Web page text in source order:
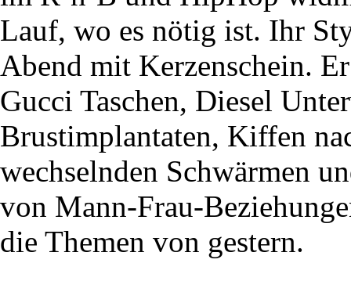
Lauf, wo es nötig ist. Ihr
Abend mit Kerzenschein.
Gucci Taschen, Diesel
Brustimplantaten, Kiffen
wechselnden Schwärmen
von Mann-Frau-
die Themen von gestern.